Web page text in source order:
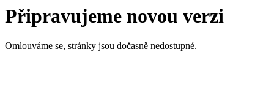
Připravujeme novou verzi
Omlouváme se, stránky jsou dočasně nedostupné.